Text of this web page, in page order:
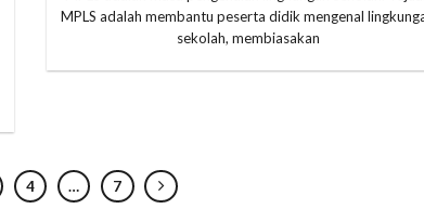
MPLS adalah membantu peserta didik mengenal
sekolah, membiasakan
4 … 7